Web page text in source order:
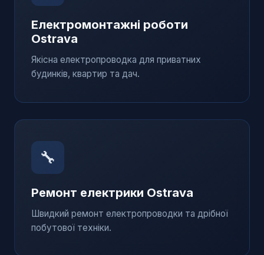
Електромонтажні роботи
Ostrava
Якісна електропроводка для приватних
будинків, квартир та дач.
🔧
Ремонт електрики Ostrava
Швидкий ремонт електропроводки та дрібної
побутової техніки.